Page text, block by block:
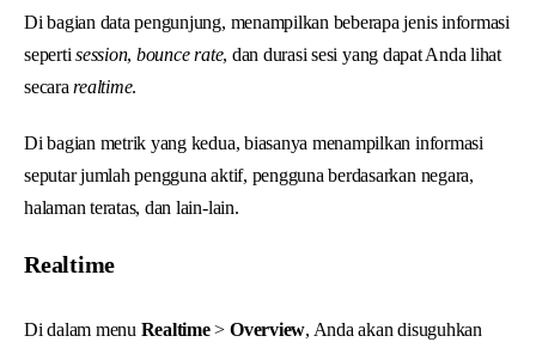
Di bagian data pengunjung, menampilkan beberapa jenis informasi
sepertisession, bounce rate, dan durasi sesi yang dapat Anda lihat
secararealtime.
Di bagian metrik yang kedua, biasanya menampilkan informasi
seputar jumlah pengguna aktif, pengguna berdasarkan negara,
halaman teratas, dan lain-lain.
Realtime
Di dalam menu Realtime>Overview, Anda akan disuguhkan